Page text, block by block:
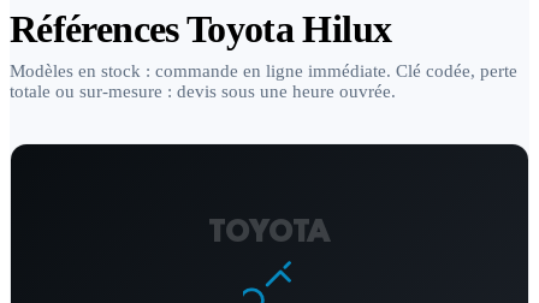
Références Toyota Hilux
Modèles en stock : commande en ligne immédiate. Clé codée, perte
totale ou sur-mesure : devis sous une heure ouvrée.
TOYOTA